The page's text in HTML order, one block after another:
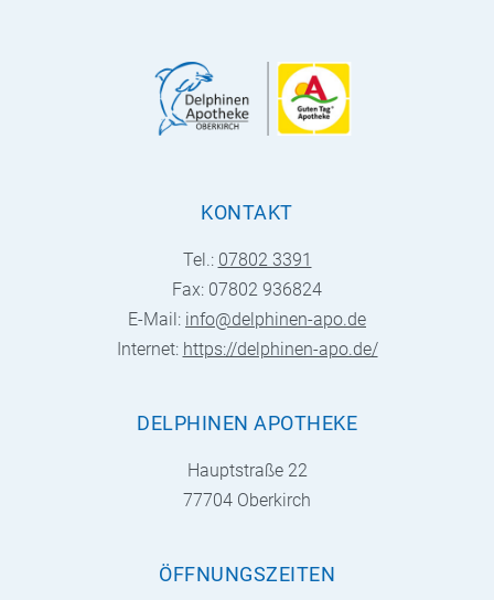
KONTAKT
Tel.: 07802 3391
Fax: 07802 936824
E-Mail: info@delphinen-apo.de
Internet: https://delphinen-apo.de/
DELPHINEN APOTHEKE
Hauptstraße 22
77704 Oberkirch
ÖFFNUNGSZEITEN